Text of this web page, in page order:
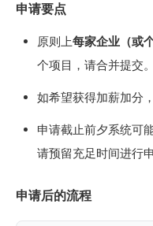
申请要点
原则上每家企业（或
个项目，请合并提交。
如希望获得加薪加分
申请截止前夕系统可
请预留充足时间进行申
申请后的流程